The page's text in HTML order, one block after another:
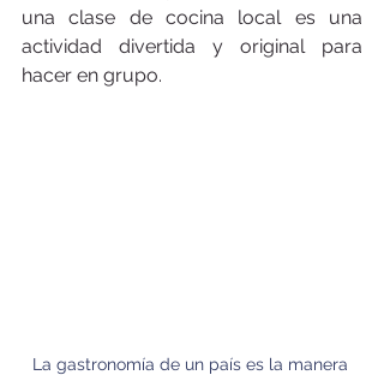
una clase de cocina local es una
actividad divertida y original para
hacer en grupo.
La gastronomía de un país es la manera